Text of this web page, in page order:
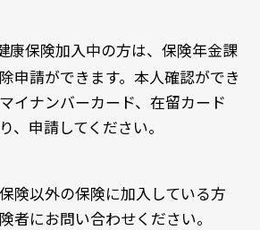
康保険加入中の方は、保険年金課
申請ができます。本人確認ができ
イナンバーカード、在留カード
、申請してください。
険以外の保険に加入している方
者にお問い合わせください。